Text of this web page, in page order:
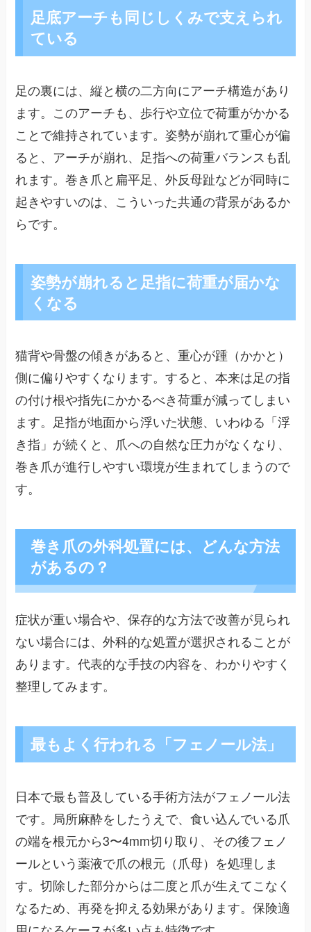
足底アーチも同じしくみで支えられ
ている
足の裏には、縦と横の二方向にアーチ構造があり
ます。このアーチも、歩行や立位で荷重がかかる
ことで維持されています。姿勢が崩れて重心が偏
ると、アーチが崩れ、足指への荷重バランスも乱
れます。巻き爪と扁平足、外反母趾などが同時に
起きやすいのは、こういった共通の背景があるか
らです。
姿勢が崩れると足指に荷重が届かな
くなる
猫背や骨盤の傾きがあると、重心が踵（かかと）
側に偏りやすくなります。すると、本来は足の指
の付け根や指先にかかるべき荷重が減ってしまい
ます。足指が地面から浮いた状態、いわゆる「浮
き指」が続くと、爪への自然な圧力がなくなり、
巻き爪が進行しやすい環境が生まれてしまうので
す。
巻き爪の外科処置には、どんな方法
があるの？
症状が重い場合や、保存的な方法で改善が見られ
ない場合には、外科的な処置が選択されることが
あります。代表的な手技の内容を、わかりやすく
整理してみます。
最もよく行われる「フェノール法」
日本で最も普及している手術方法がフェノール法
です。局所麻酔をしたうえで、食い込んでいる爪
の端を根元から3〜4mm切り取り、その後フェノ
ールという薬液で爪の根元（爪母）を処理しま
す。切除した部分からは二度と爪が生えてこなく
なるため、再発を抑える効果があります。保険適